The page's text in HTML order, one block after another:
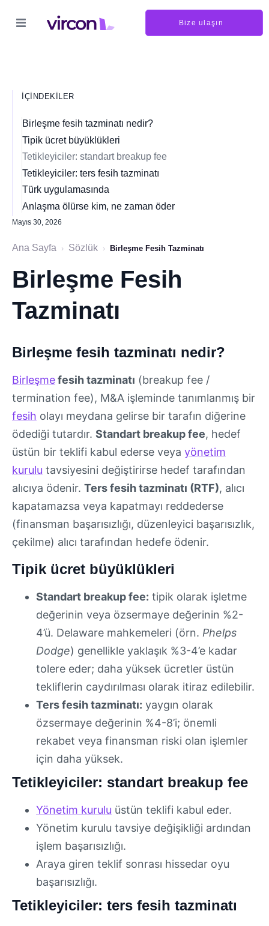
Bize ulaşın
İÇINDEKILER
Birleşme fesih tazminatı nedir?
Tipik ücret büyüklükleri
Tetikleyiciler: standart breakup fee
Tetikleyiciler: ters fesih tazminatı
Türk uygulamasında
Anlaşma ölürse kim, ne zaman öder
Mayıs 30, 2026
Ana Sayfa › Sözlük › Birleşme Fesih Tazminatı
Birleşme Fesih
Tazminatı
Birleşme fesih tazminatı nedir?
Birleşmefesih tazminatı (breakup fee /
termination fee), M&A işleminde tanımlanmış bir
fesih olayı meydana gelirse bir tarafın diğerine
ödediği tutardır. Standart breakup fee, hedef
üstün bir teklifi kabul ederse veya yönetim
kurulu tavsiyesini değiştirirse hedef tarafından
alıcıya ödenir. Ters fesih tazminatı (RTF), alıcı
kapatamazsa veya kapatmayı reddederse
(finansman başarısızlığı, düzenleyici başarısızlık,
çekilme) alıcı tarafından hedefe ödenir.
Tipik ücret büyüklükleri
Standart breakup fee: tipik olarak işletme
değerinin veya özsermaye değerinin %2-
4’ü. Delaware mahkemeleri (örn. Phelps
Dodge) genellikle yaklaşık %3-4’e kadar
tolere eder; daha yüksek ücretler üstün
tekliflerin caydırılması olarak itiraz edilebilir.
Ters fesih tazminatı: yaygın olarak
özsermaye değerinin %4-8’i; önemli
rekabet veya finansman riski olan işlemler
için daha yüksek.
Tetikleyiciler: standart breakup fee
Yönetim kurulu üstün teklifi kabul eder.
Yönetim kurulu tavsiye değişikliği ardından
işlem başarısızlığı.
Araya giren teklif sonrası hissedar oyu
başarısızlığı.
Tetikleyiciler: ters fesih tazminatı